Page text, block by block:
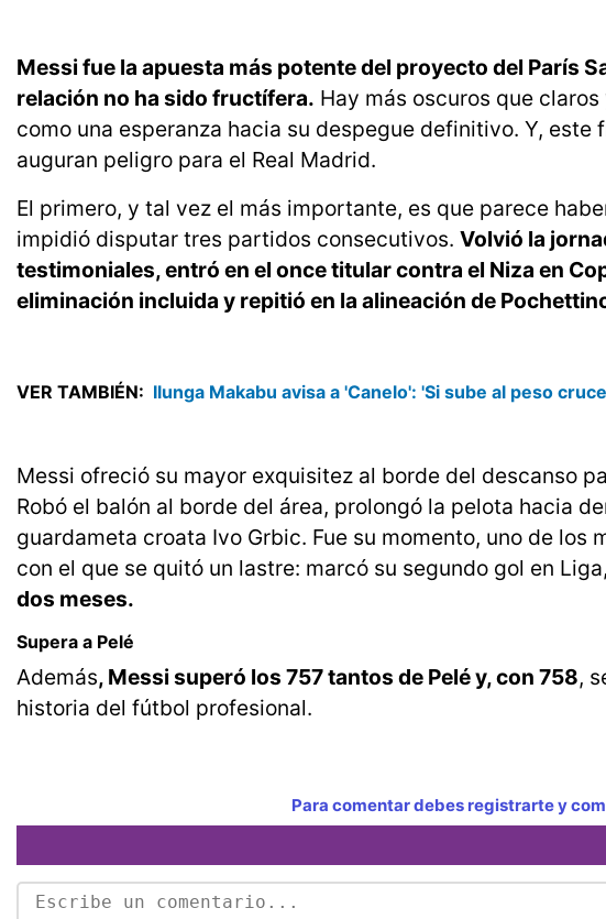
Messi fue la apuesta más potente del proyecto del París
relación no ha sido fructífera. Hay más oscuros que
como una esperanza hacia su despegue definitivo. Y,
auguran peligro para el Real Madrid.
El primero, y tal vez el más importante, es que parece
impidió disputar tres partidos consecutivos. Volvió la
testimoniales, entró en el once titular contra el Niza en
eliminación incluida y repitió en la alineación de
VER TAMBIÉN: Ilunga Makabu avisa a 'Canelo': 'Si sube al peso
Messi ofreció su mayor exquisitez al borde del descanso
Robó el balón al borde del área, prolongó la pelota hacia
guardameta croata Ivo Grbic. Fue su momento, uno de
con el que se quitó un lastre: marcó su segundo gol en Liga,
dos meses.
Supera a Pelé
Además, Messi superó los 757 tantos de Pelé y, con 758,
historia del fútbol profesional.
Para comentar debes registrarte y